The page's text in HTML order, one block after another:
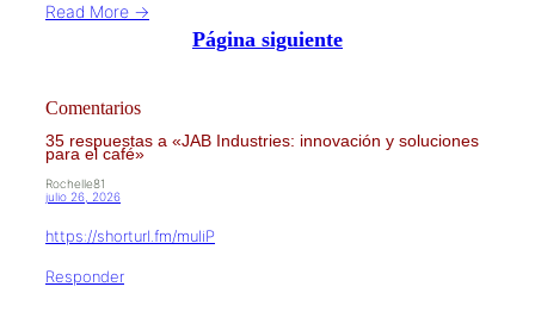
Read More →
Página siguiente
Comentarios
35 respuestas a «JAB Industries: innovación y soluciones
para el café»
Rochelle81
julio 26, 2026
https://shorturl.fm/muIiP
Responder